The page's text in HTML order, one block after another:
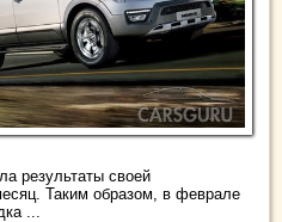
результаты своей
Таким образом, в феврале
...